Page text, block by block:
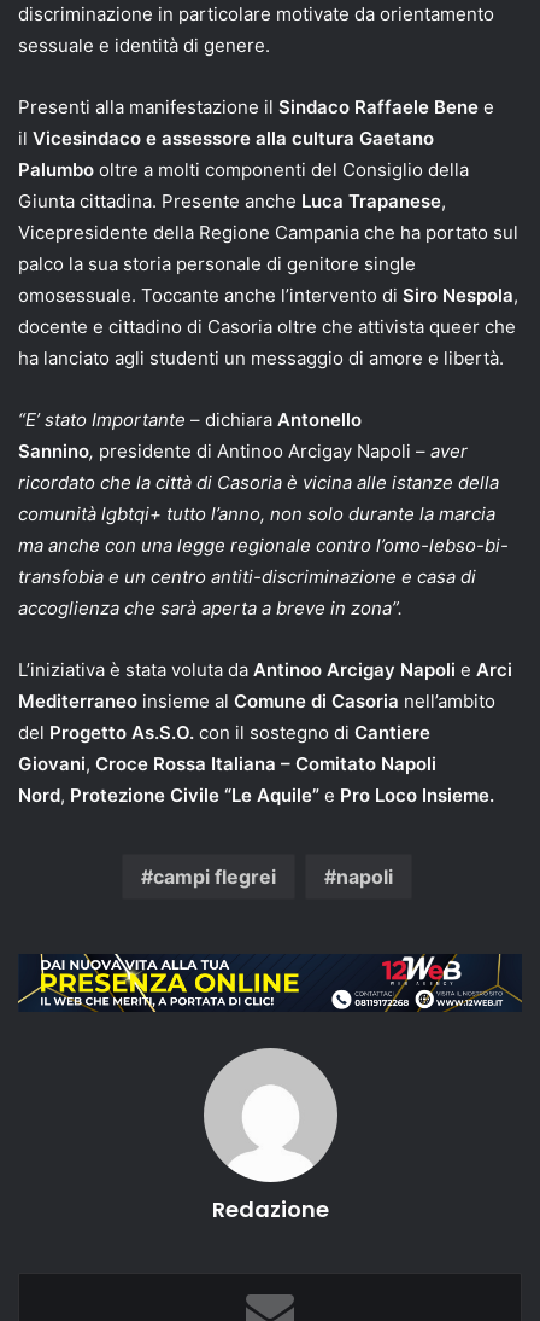
discriminazione in particolare motivate da orientamento
sessuale e identità di genere.
Presenti alla manifestazione il Sindaco Raffaele Bene e
il Vicesindaco e assessore alla cultura Gaetano
Palumbo oltre a molti componenti del Consiglio della
Giunta cittadina. Presente anche Luca Trapanese,
Vicepresidente della Regione Campania che ha portato sul
palco la sua storia personale di genitore single
omosessuale. Toccante anche l’intervento di Siro Nespola,
docente e cittadino di Casoria oltre che attivista queer che
ha lanciato agli studenti un messaggio di amore e libertà.
“E’ stato Importante – dichiara Antonello
Sannino, presidente di Antinoo Arcigay Napoli – aver
ricordato che la città di Casoria è vicina alle istanze della
comunità lgbtqi+ tutto l’anno, non solo durante la marcia
ma anche con una legge regionale contro l’omo-lebso-bi-
transfobia e un centro antiti-discriminazione e casa di
accoglienza che sarà aperta a breve in zona”.
L’iniziativa è stata voluta da Antinoo Arcigay Napoli e Arci
Mediterraneo insieme al Comune di Casoria nell’ambito
del Progetto As.S.O. con il sostegno di Cantiere
Giovani, Croce Rossa Italiana – Comitato Napoli
Nord, Protezione Civile “Le Aquile” e Pro Loco Insieme.
campi flegrei napoli
Redazione